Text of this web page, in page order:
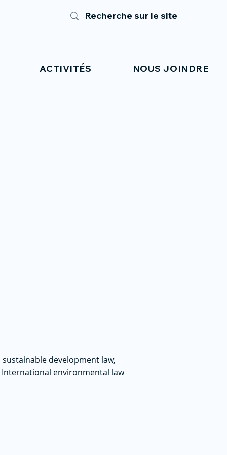
ACTIVITÉS NOUS JOINDRE
development law,
environmental law